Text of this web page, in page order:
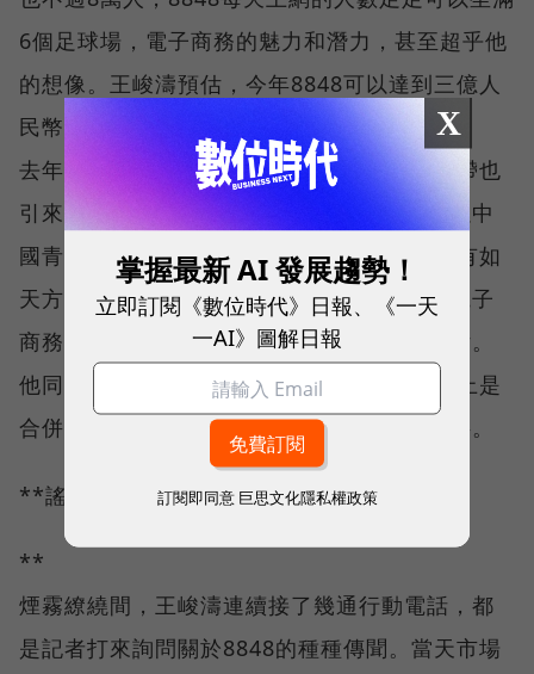
6個足球場，電子商務的魅力和潛力，甚至超乎他
的想像。王峻濤預估，今年8848可以達到三億人
民幣以上的營業額。
去年六月開站以來，8848聲勢一路長紅，連帶也
引來連串議論。北京許多網站經營者驚訝，以中
國青澀的市場與基礎建設，8848公佈的成績有如
天方夜譚。「不可能，」一個同在北京從事電子
商務的業者直接了當地回應王峻濤的樂觀預估。
他同時也質疑，8848所宣稱的營業額，事實上是
合併計算部分連邦軟件的營業額所得到的數字。
**謠言止於智者
**
煙霧繚繞間，王峻濤連續接了幾通行動電話，都
是記者打來詢問關於8848的種種傳聞。當天市場
X
掌握最新 AI 發展趨勢！
立即訂閱《數位時代》日報、《一天
一AI》圖解日報
訂閱即同意 巨思文化隱私權政策